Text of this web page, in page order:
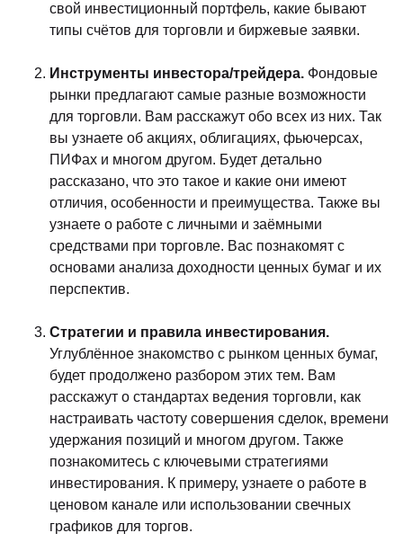
свой инвестиционный портфель, какие бывают
типы счётов для торговли и биржевые заявки.
Инструменты инвестора/трейдера. Фондовые
рынки предлагают самые разные возможности
для торговли. Вам расскажут обо всех из них. Так
вы узнаете об акциях, облигациях, фьючерсах,
ПИФах и многом другом. Будет детально
рассказано, что это такое и какие они имеют
отличия, особенности и преимущества. Также вы
узнаете о работе с личными и заёмными
средствами при торговле. Вас познакомят с
основами анализа доходности ценных бумаг и их
перспектив.
Стратегии и правила инвестирования.
Углублённое знакомство с рынком ценных бумаг,
будет продолжено разбором этих тем. Вам
расскажут о стандартах ведения торговли, как
настраивать частоту совершения сделок, времени
удержания позиций и многом другом. Также
познакомитесь с ключевыми стратегиями
инвестирования. К примеру, узнаете о работе в
ценовом канале или использовании свечных
графиков для торгов.